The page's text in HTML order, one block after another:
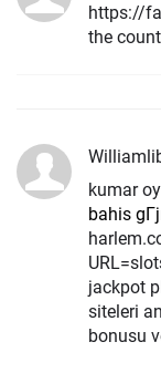
https://
the
kumar
bahis
jackpot
siteleri
bonusu